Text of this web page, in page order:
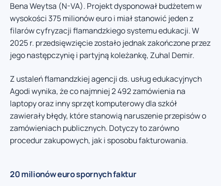
Bena Weytsa (N-VA). Projekt dysponował budżetem w
wysokości 375 milionów euro i miał stanowić jeden z
filarów cyfryzacji flamandzkiego systemu edukacji. W
2025 r. przedsięwzięcie zostało jednak zakończone przez
jego następczynię i partyjną koleżankę, Zuhal Demir.
Z ustaleń flamandzkiej agencji ds. usług edukacyjnych
Agodi wynika, że co najmniej 2 492 zamówienia na
laptopy oraz inny sprzęt komputerowy dla szkół
zawierały błędy, które stanowią naruszenie przepisów o
zamówieniach publicznych. Dotyczy to zarówno
procedur zakupowych, jak i sposobu fakturowania.
20 milionów euro spornych faktur